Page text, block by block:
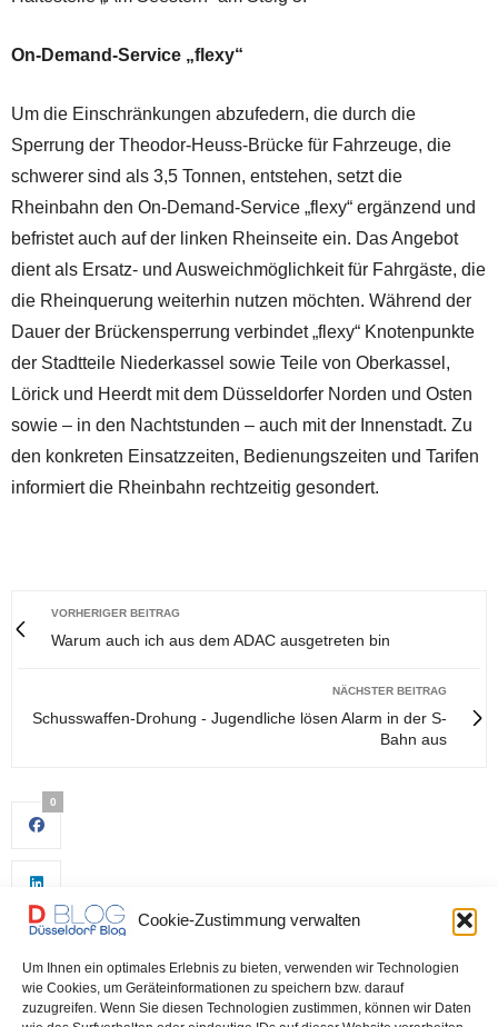
Cookie-Zustimmung verwalten
Um Ihnen ein optimales Erlebnis zu bieten, verwenden wir Technologien
wie Cookies, um Geräteinformationen zu speichern bzw. darauf
zuzugreifen. Wenn Sie diesen Technologien zustimmen, können wir Daten
On-Demand-Service „flexy“
Um die Einschränkungen abzufedern, die durch die
Sperrung der Theodor-Heuss-Brücke für Fahrzeuge, die
schwerer sind als 3,5 Tonnen, entstehen, setzt die
Rheinbahn den On-Demand-Service „flexy“ ergänzend und
befristet auch auf der linken Rheinseite ein. Das Angebot
dient als Ersatz- und Ausweichmöglichkeit für Fahrgäste, die
die Rheinquerung weiterhin nutzen möchten. Während der
Dauer der Brückensperrung verbindet „flexy“ Knotenpunkte
der Stadtteile Niederkassel sowie Teile von Oberkassel,
Lörick und Heerdt mit dem Düsseldorfer Norden und Osten
sowie – in den Nachtstunden – auch mit der Innenstadt. Zu
den konkreten Einsatzzeiten, Bedienungszeiten und Tarifen
informiert die Rheinbahn rechtzeitig gesondert.
VORHERIGER BEITRAG
Warum auch ich aus dem ADAC ausgetreten bin
NÄCHSTER BEITRAG
Schusswaffen-Drohung - Jugendliche lösen Alarm in der S-
Bahn aus
0